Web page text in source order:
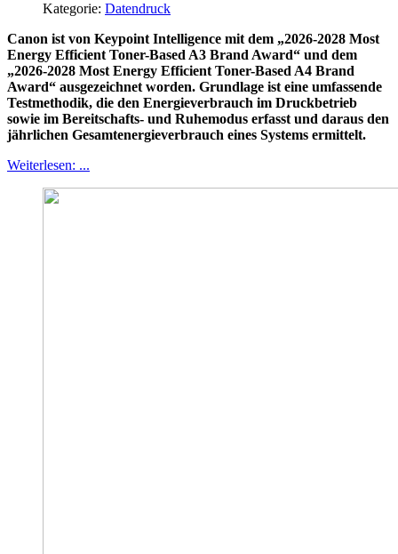
Kategorie: Datendruck
Canon ist von Keypoint Intelligence mit dem „2026-2028 Most
Energy Efficient Toner-Based A3 Brand Award“ und dem
„2026-2028 Most Energy Efficient Toner-Based A4 Brand
Award“ ausgezeichnet worden. Grundlage ist eine umfassende
Testmethodik, die den Energieverbrauch im Druckbetrieb
sowie im Bereitschafts- und Ruhemodus erfasst und daraus den
jährlichen Gesamtenergieverbrauch eines Systems ermittelt.
Weiterlesen: ...